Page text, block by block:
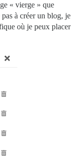
« vierge » que
à créer un blog, je
où je peux placer